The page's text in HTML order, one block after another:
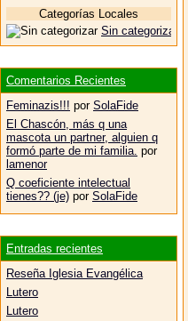
Categorías Locales
Sin categorizar
Comentarios Recientes
Feminazis!!! por SolaFide
El Chascón, más q una
mascota un partner, alguien q
formó parte de mi familia. por
lamenor
Q coeficiente intelectual
tienes?? (je) por SolaFide
Entradas recientes
Reseña Iglesia Evangélica
Lutero
Lutero